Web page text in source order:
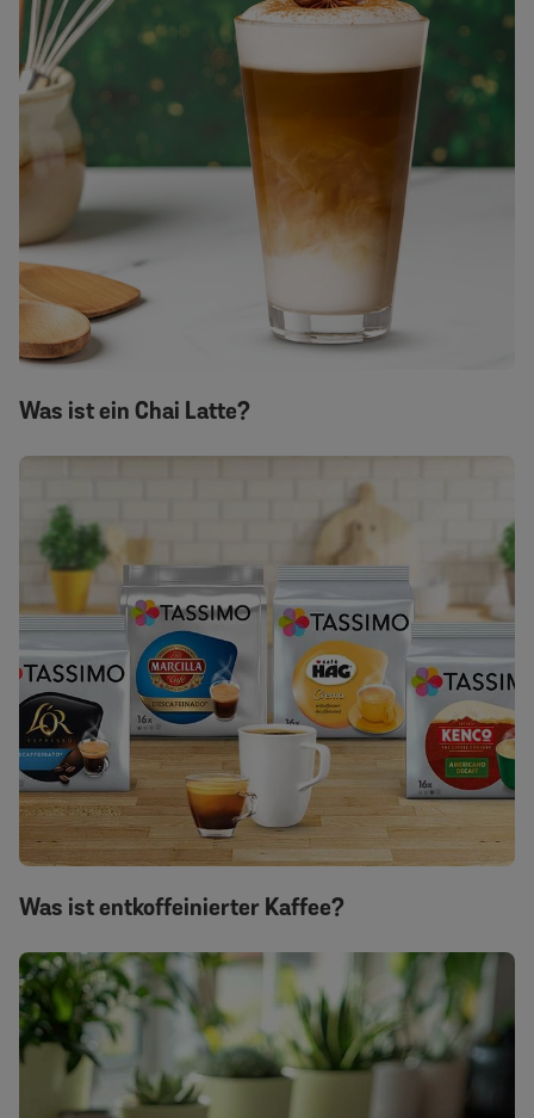
Was ist ein Chai Latte?
Was ist entkoffeinierter Kaffee?